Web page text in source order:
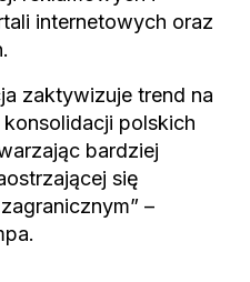
internetowych oraz
zaktywizuje trend na
polskich
bardziej
się
–